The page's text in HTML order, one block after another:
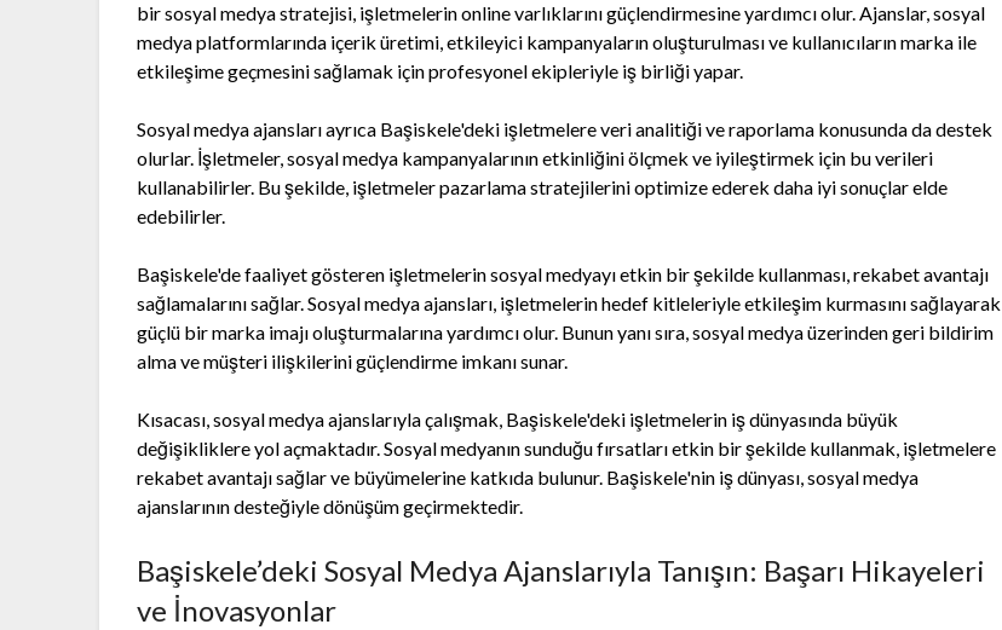
bir sosyal medya stratejisi, işletmelerin online varlıklarını güçlendirmesine yardımcı olur. Ajanslar, sosyal
medya platformlarında içerik üretimi, etkileyici kampanyaların oluşturulması ve kullanıcıların marka ile
etkileşime geçmesini sağlamak için profesyonel ekipleriyle iş birliği yapar.
Sosyal medya ajansları ayrıca Başiskele'deki işletmelere veri analitiği ve raporlama konusunda da destek
olurlar. İşletmeler, sosyal medya kampanyalarının etkinliğini ölçmek ve iyileştirmek için bu verileri
kullanabilirler. Bu şekilde, işletmeler pazarlama stratejilerini optimize ederek daha iyi sonuçlar elde
edebilirler.
Başiskele'de faaliyet gösteren işletmelerin sosyal medyayı etkin bir şekilde kullanması, rekabet avantajı
sağlamalarını sağlar. Sosyal medya ajansları, işletmelerin hedef kitleleriyle etkileşim kurmasını sağlayarak
güçlü bir marka imajı oluşturmalarına yardımcı olur. Bunun yanı sıra, sosyal medya üzerinden geri bildirim
alma ve müşteri ilişkilerini güçlendirme imkanı sunar.
Kısacası, sosyal medya ajanslarıyla çalışmak, Başiskele'deki işletmelerin iş dünyasında büyük
değişikliklere yol açmaktadır. Sosyal medyanın sunduğu fırsatları etkin bir şekilde kullanmak, işletmelere
rekabet avantajı sağlar ve büyümelerine katkıda bulunur. Başiskele'nin iş dünyası, sosyal medya
ajanslarının desteğiyle dönüşüm geçirmektedir.
Başiskele’deki Sosyal Medya Ajanslarıyla Tanışın: Başarı Hikayeleri
ve İnovasyonlar